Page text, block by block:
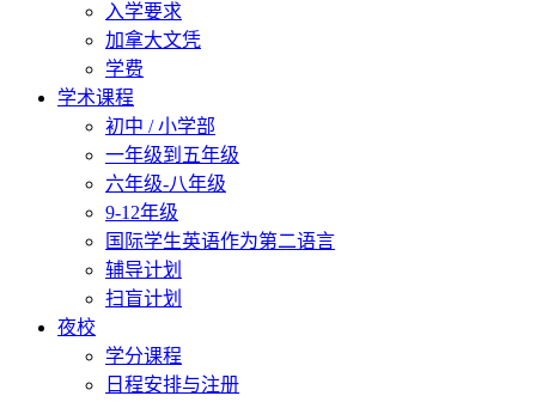
入学要求
加拿大文凭
学费
学术课程
初中 / 小学部
一年级到五年级
六年级-八年级
9-12年级
国际学生英语作为第二语言
辅导计划
扫盲计划
夜校
学分课程
日程安排与注册